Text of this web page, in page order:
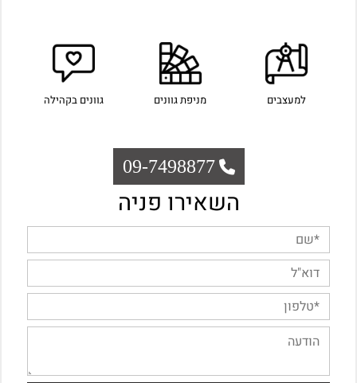
למעצבים מניפת גוונים גוונים בקהילה
09-7498877
השאירו פניה